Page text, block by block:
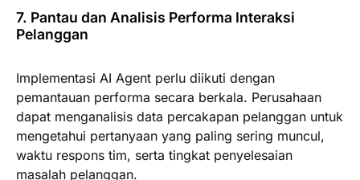
7. Pantau dan Analisis Performa Interaksi
Pelanggan
Implementasi AI Agent perlu diikuti dengan
pemantauan performa secara berkala. Perusahaan
dapat menganalisis data percakapan pelanggan untuk
mengetahui pertanyaan yang paling sering muncul,
waktu respons tim, serta tingkat penyelesaian
masalah pelanggan.